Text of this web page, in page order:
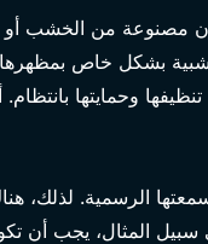
مصنوعة من الخشب أو
بشكل خاص بمظهرها
وحمايتها
الرسمية. لذلك،
المثال، يجب أن